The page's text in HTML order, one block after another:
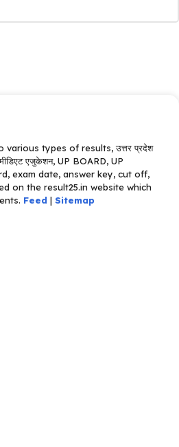
types of results, उत्तर प्रदेश
एजुकेशन, UP BOARD, UP
exam date, answer key, cut off,
on the result25.in website which
Feed | Sitemap